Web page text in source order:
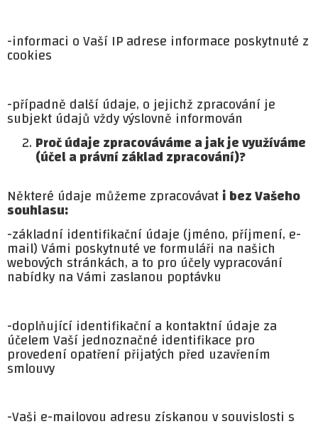
-informaci o Vaší IP adrese informace poskytnuté z
cookies
-případně další údaje, o jejichž zpracování je
subjekt údajů vždy výslovně informován
Proč údaje zpracováváme a jak je využíváme
(účel a právní základ zpracování)?
Některé údaje můžeme zpracovávati bez Vašeho
souhlasu:
-základní identifikační údaje (jméno, příjmení, e-
mail) Vámi poskytnuté ve formuláři na našich
webových stránkách, a to pro účely vypracování
nabídky na Vámi zaslanou poptávku
-doplňující identifikační a kontaktní údaje za
účelem Vaší jednoznačné identifikace pro
provedení opatření přijatých před uzavřením
smlouvy
-Vaši e-mailovou adresu získanou v souvislosti s